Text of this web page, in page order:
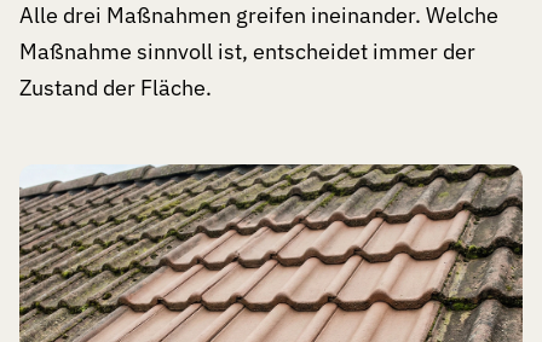
Alle drei Maßnahmen greifen ineinander. Welche
Maßnahme sinnvoll ist, entscheidet immer der
Zustand der Fläche.